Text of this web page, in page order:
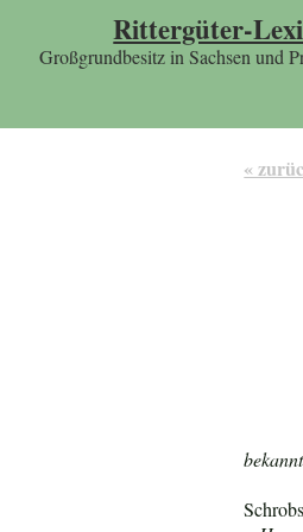
Rittergüter-
Großgrundbesitz in Sachsen und
«